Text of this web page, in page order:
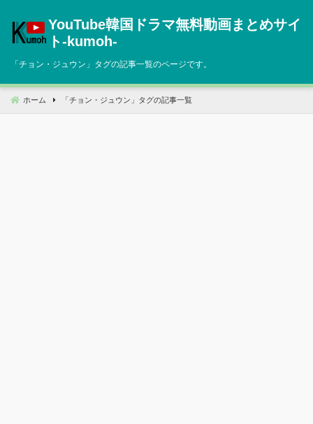
へ
動
YouTube韓国ドラマ無料動画まとめサイ
ト‐kumoh‐
「チョン・ジュウン 」タグの記事一覧のページです。
ホーム 「 チョン・ジュウン 」タグの記事一覧